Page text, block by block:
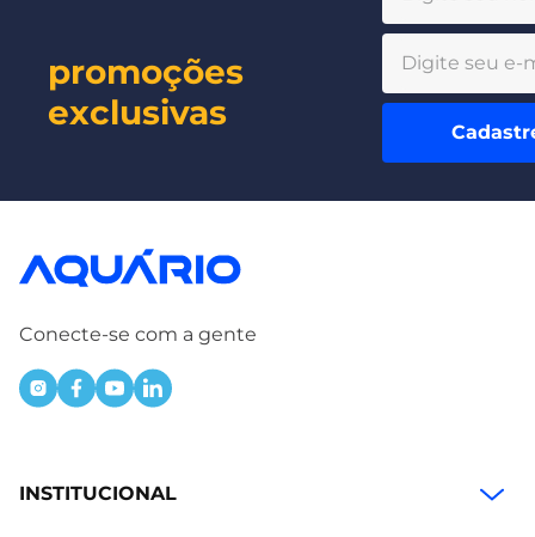
promoções
exclusivas
Conecte-se com a gente
INSTITUCIONAL